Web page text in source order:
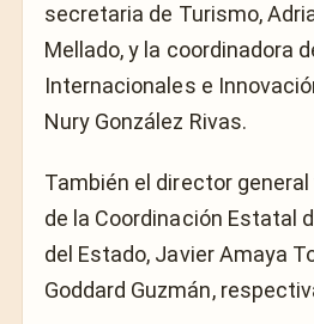
secretaria de Turismo,
Mellado, y la coordinadora
Internacionales e
Nury González Rivas.
También el director
de la Coordinación Estatal
del Estado, Javier Amaya
Goddard Guzmán,